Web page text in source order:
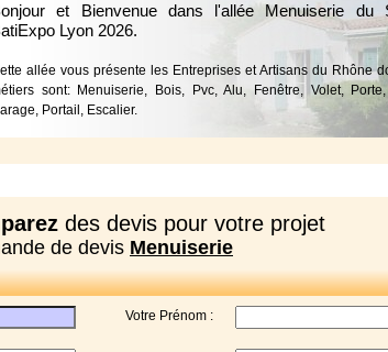
et Bienvenue dans l'allée Menuiserie du
Lyon 2026.
allée vous présente les Entreprises et Artisans du Rhône
sont: Menuiserie, Bois, Pvc, Alu, Fenêtre, Volet,
Portail, Escalier.
des devis pour votre projet
de devis Menuiserie
Votre Prénom :